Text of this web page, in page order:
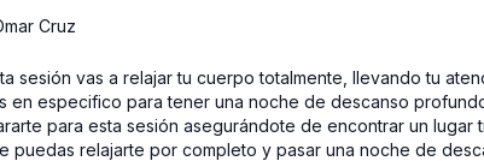
Cruz
sesión vas a relajar tu cuerpo totalmente, llevando tu
en especifico para tener una noche de descanso
para esta sesión asegurándote de encontrar un lugar
puedas relajarte por completo y pasar una noche de